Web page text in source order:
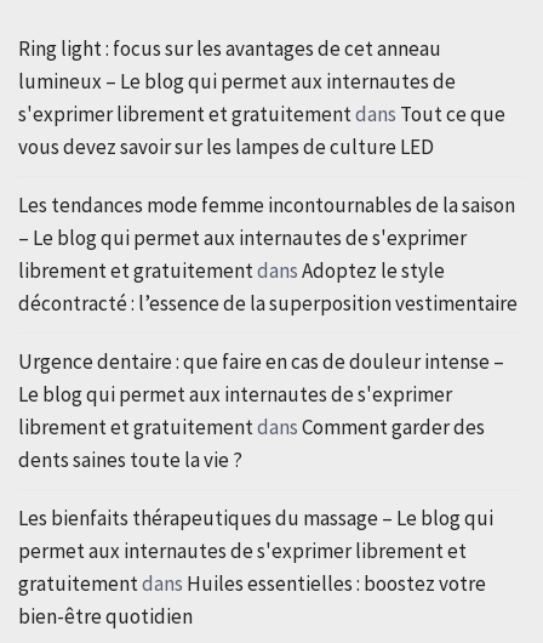
Ring light : focus sur les avantages de cet anneau
lumineux – Le blog qui permet aux internautes de
s'exprimer librement et gratuitementdans Tout ce que
vous devez savoir sur les lampes de culture LED
Les tendances mode femme incontournables de la saison
– Le blog qui permet aux internautes de s'exprimer
librement et gratuitementdansAdoptez le style
décontracté : l’essence de la superposition vestimentaire
Urgence dentaire : que faire en cas de douleur intense –
Le blog qui permet aux internautes de s'exprimer
librement et gratuitementdansComment garder des
dents saines toute la vie ?
Les bienfaits thérapeutiques du massage – Le blog qui
permet aux internautes de s'exprimer librement et
gratuitementdans Huiles essentielles : boostez votre
bien-être quotidien